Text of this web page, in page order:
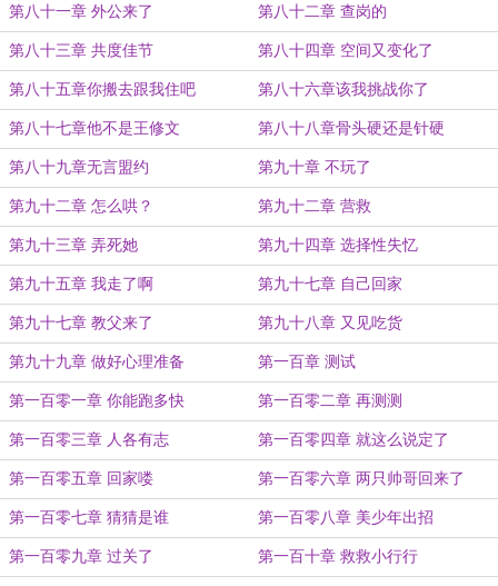
第八十一章 外公来了 第八十二章 查岗的
第八十三章 共度佳节 第八十四章 空间又变化了
第八十五章你搬去跟我住吧 第八十六章该我挑战你了
第八十七章他不是王修文 第八十八章骨头硬还是针硬
第八十九章无言盟约 第九十章 不玩了
第九十二章 怎么哄？ 第九十二章 营救
第九十三章 弄死她 第九十四章 选择性失忆
第九十五章 我走了啊 第九十七章 自己回家
第九十七章 教父来了 第九十八章 又见吃货
第九十九章 做好心理准备 第一百章 测试
第一百零一章 你能跑多快 第一百零二章 再测测
第一百零三章 人各有志 第一百零四章 就这么说定了
第一百零五章 回家喽 第一百零六章 两只帅哥回来了
第一百零七章 猜猜是谁 第一百零八章 美少年出招
第一百零九章 过关了 第一百十章 救救小行行